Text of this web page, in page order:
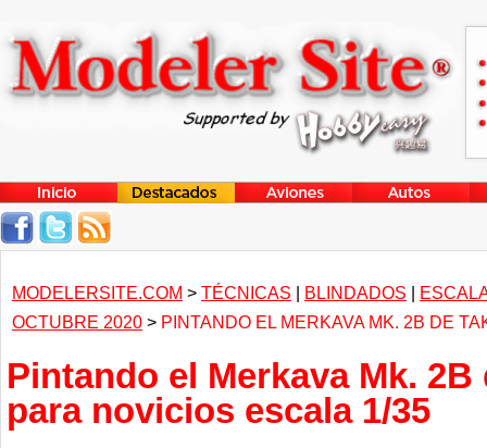
MODELERSITE.COM > TÉCNICAS | BLINDADOS |
OCTUBRE 2020 > PINTANDO EL MERKAVA MK. 2B DE
Pintando el Merkava Mk. 2B
para novicios escala 1/35